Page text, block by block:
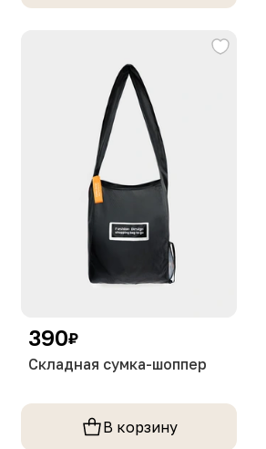
390₽
Складная сумка-шоппер
В корзину